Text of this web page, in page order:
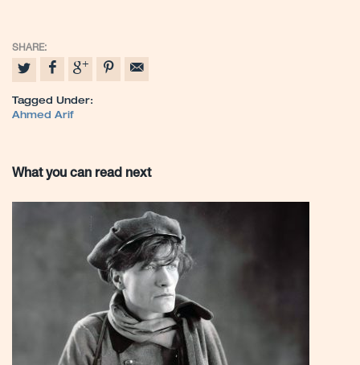
Tagged Under:
Ahmed Arif
What you can read next